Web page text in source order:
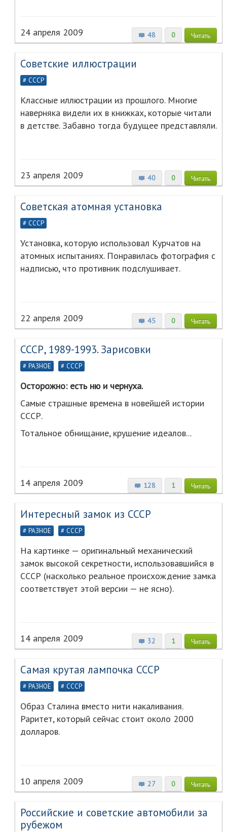
48 0 Читать
24 апреля 2009
Советские иллюстрации
СССР
Классные иллюстрации из прошлого. Многие
наверняка видели их в книжках, которые читали
в детстве. Забавно тогда будущее представляли.
40 0 Читать
23 апреля 2009
Советская атомная установка
СССР
Установка, которую использовал Курчатов на
атомных испытаниях. Понравилась фотография с
надписью, что противник подслушивает.
45 0 Читать
22 апреля 2009
СССР, 1989-1993. Зарисовки
РАЗНОЕ СССР
Осторожно: есть ню и чернуха.
Cамые страшные времена в новейшей истории
СССР.
Тотальное обнищание, крушение идеалов...
128 1 Читать
14 апреля 2009
Интересный замок из СССР
РАЗНОЕ СССР
На картинке — оригинальный механический
замок высокой секретности, использовавшийся в
СССР (насколько реальное происхождение замка
соответствует этой версии — не ясно).
32 1 Читать
14 апреля 2009
Самая крутая лампочка СССР
РАЗНОЕ СССР
Образ Сталина вместо нити накаливания.
Раритет, который сейчас стоит около 2000
долларов.
27 0 Читать
10 апреля 2009
Российские и советские автомобили за
рубежом